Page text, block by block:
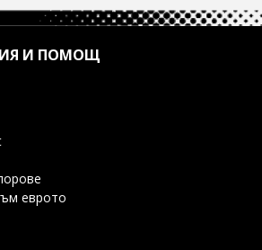
И ПОМОЩ
еврото